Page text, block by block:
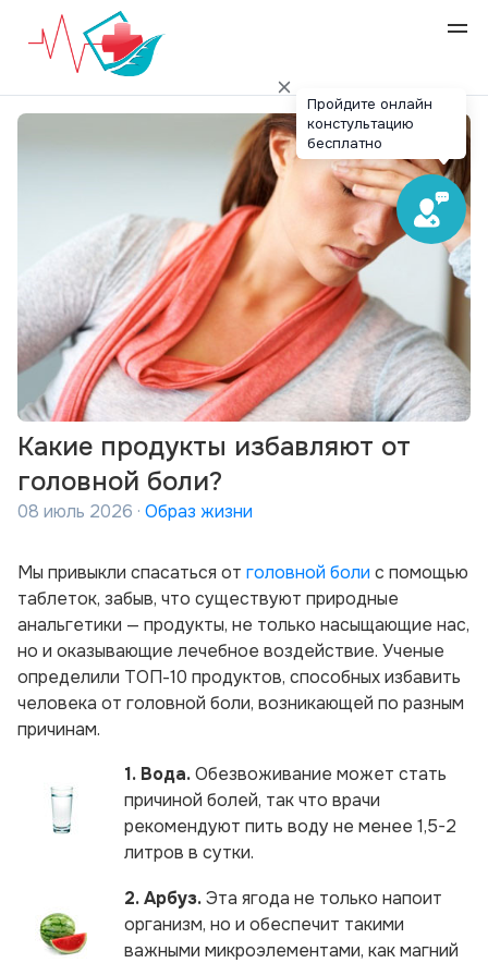
Какие продукты избавляют от
головной боли?
08 июль 2026 · Образ жизни
Мы привыкли спасаться от головной боли с помощью
таблеток, забыв, что существуют природные
анальгетики — продукты, не только насыщающие нас,
но и оказывающие лечебное воздействие. Ученые
определили ТОП-10 продуктов, способных избавить
человека от головной боли, возникающей по разным
причинам.
1. Вода.Обезвоживание может стать
причиной болей, так что врачи
рекомендуют пить воду не менее 1,5-2
литров в сутки.
2. Арбуз.Эта ягода не только напоит
организм, но и обеспечит такими
важными микроэлементами, как магний
Пройдите онлайн
констультацию
бесплатно